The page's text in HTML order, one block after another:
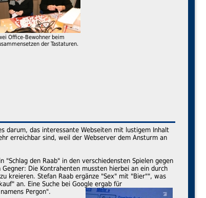
Office-Bewohner beim
der Tastaturen.
darum, das interessante Webseiten mit lustigem Inhalt
erreichbar sind, weil der Webserver dem Ansturm an
den Raab" in den verschiedensten Spielen gegen
Die Kontrahenten mussten hierbei an ein durch
kreieren. Stefan Raab ergänze "Sex" mit "Bier"", was
an. Eine Suche bei Google ergab für
Pergon".